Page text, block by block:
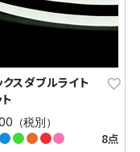
クスダブルライト
（税別）
8点